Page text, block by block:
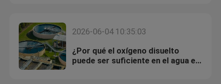
2026-06-04 10:35:03
¿Por qué el oxígeno disuelto
puede ser suficiente en el agua en